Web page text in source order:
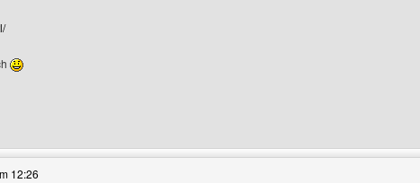
Profile anzeigen
Benutzers besuchen: Stapelholmer-SG-Bogensport
12:26